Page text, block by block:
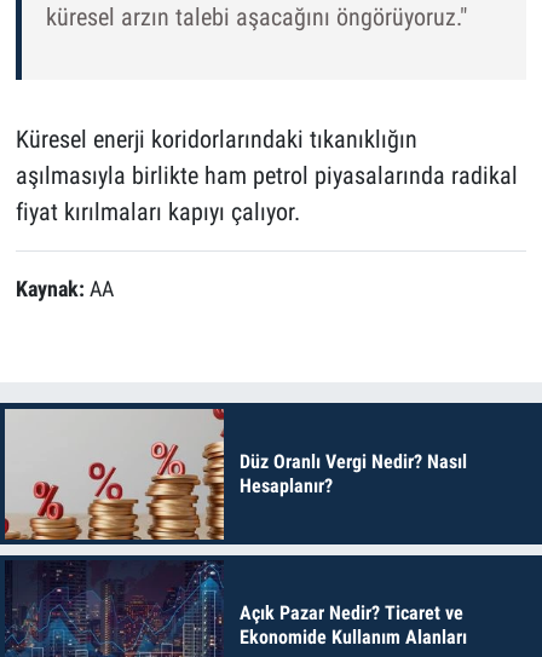
küresel arzın talebi aşacağını öngörüyoruz."
Küresel enerji koridorlarındaki tıkanıklığın
aşılmasıyla birlikte ham petrol piyasalarında radikal
fiyat kırılmaları kapıyı çalıyor.
Kaynak: AA
Düz Oranlı Vergi Nedir? Nasıl
Hesaplanır?
Açık Pazar Nedir? Ticaret ve
Ekonomide Kullanım Alanları